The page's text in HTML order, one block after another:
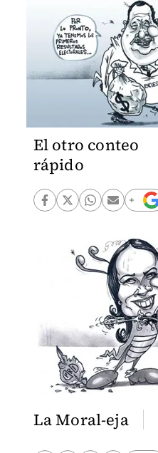
El otro conteo
rápido
La Moral-eja